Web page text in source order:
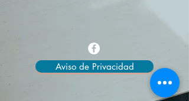
Aviso de Privacidad